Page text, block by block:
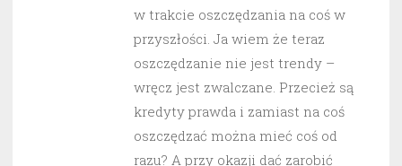
w trakcie oszczędzania na coś w
przyszłości. Ja wiem że teraz
oszczędzanie nie jest trendy –
wręcz jest zwalczane. Przecież są
kredyty prawda i zamiast na coś
oszczędzać można mieć coś od
razu? A przy okazji dać zarobić